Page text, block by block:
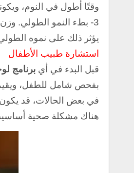
وقتًا أطول في النوم،
3- بطء النمو الطولي.
يؤثر ذلك على نموه
استشارة طبيب الأطفال
قبل البدء في أي برنامج
بفحص شامل للطفل، ويقيم
في بعض الحالات، قد
هناك مشكلة صحية